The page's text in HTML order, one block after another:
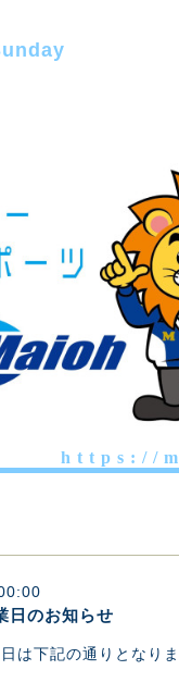
h t t p s : / /
日のお知らせ
は下記の通りとなりま